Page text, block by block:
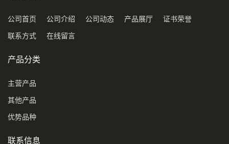
公司首页 公司介绍 公司动态 产品展厅 证书荣誉
联系方式 在线留言
产品分类
主营产品
其他产品
优势品种
联系信息